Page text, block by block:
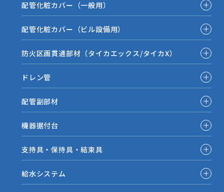
配管化粧カバー（一般用）
配管化粧カバー（ビル設備用）
防火区画貫通部材（タイカエックス/タイカX）
ドレン管
配管副部材
機器据付台
支持具・保持具・結束具
給水システム